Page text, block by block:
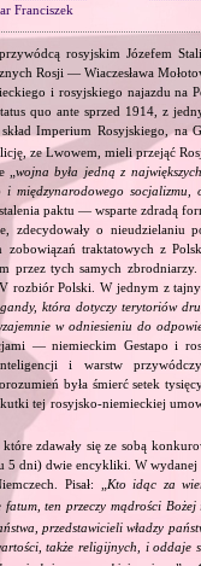
Franciszek
rosyjskim Józefem
Rosji — Wiaczesława
i rosyjskiego najazdu na
quo ante sprzed 1914, z
Imperium Rosyjskiego, na
ze Lwowem, mieli przejąć
„wojna była jedną z
międzynarodowego
paktu — wsparte zdradą
o nieudzielaniu
traktatowych z
przez tych samych
rozbiór Polski. W jednym z
która dotyczy terytoriów
w odniesieniu do
— niemieckim Gestapo i
i warstw
była śmierć setek
tej rosyjsko‐niemieckiej
zdawały się ze sobą
5 dni) dwie encykliki. W wydanej
Pisał: „Kto idąc za
fatum, ten przeczy mądrości
przedstawicieli władzy
także religijnych, i oddaje